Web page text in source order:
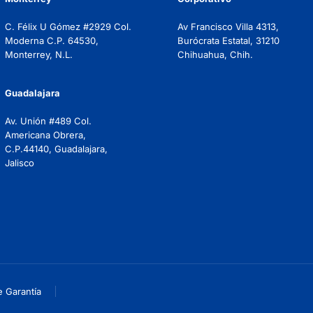
C. Félix U Gómez #2929 Col.
Moderna C.P. 64530,
Monterrey, N.L.
Guadalajara
Av. Unión #489 Col.
Americana Obrera,
C.P.44140, Guadalajara,
Jalisco
Av Francisco Villa 4313,
Burócrata Estatal, 31210
Chihuahua, Chih.
Garantía